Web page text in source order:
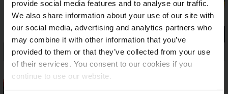
provide social media features and to analyse our traffic.
We also share information about your use of our site with
our social media, advertising and analytics partners who
may combine it with other information that you’ve
provided to them or that they’ve collected from your use
of their services. You consent to our cookies if you
continue to use our website.